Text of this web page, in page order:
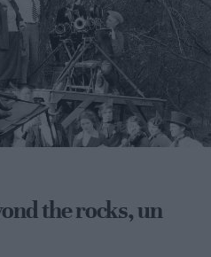
the rocks, un